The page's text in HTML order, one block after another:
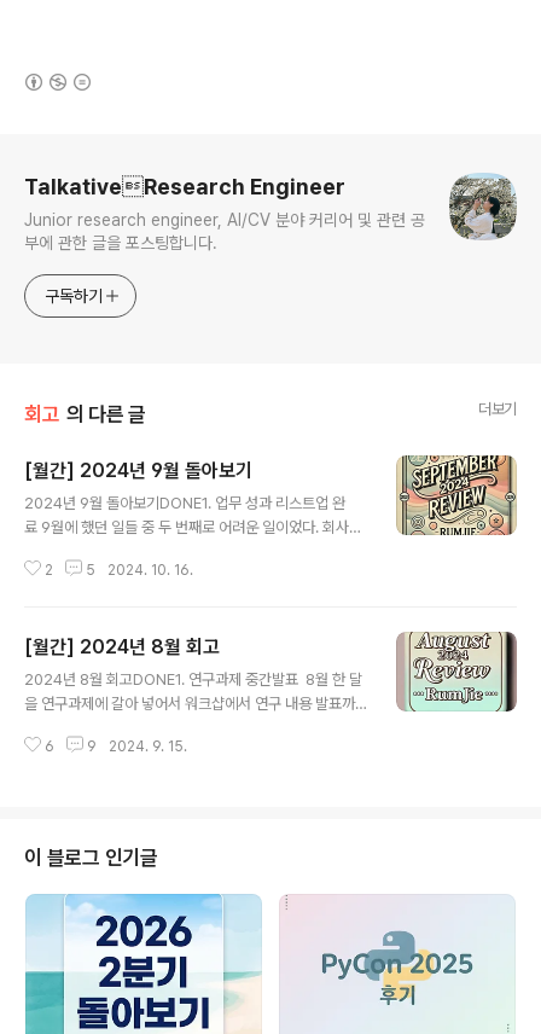
TalkativeResearch Engineer
Junior research engineer, AI/CV 분야 커리어 및 관련 공
부에 관한 글을 포스팅합니다.
구독하기
회고 의 다른 글 더보기
[월간] 2024년 9월 돌아보기
2024년 9월 돌아보기DONE1. 업무 성과 리스트업 완
료 9월에 했던 일들 중 두 번째로 어려운 일이었다. 회사를
결과물을 정리하는 게 꽤 어려웠다. 가장 어려운 것은 내가
를 따로 만들기도 했다. 한 번 정리를 하고 나니 느낀 것은,
평소에 준비해 두는 것이 회사 내에서 분기 리뷰 및 성과 평
가를 할 때도 도움이 될 것 같다는 점. 결국 연말 성과 평가
중심으로 검토하게 될 텐데, 모르는 사람이 보더라도 이해
2 5 2024. 10. 16.
[월간] 2024년 8월 회고
2024년 8월 회고DONE1. 연구과제 중간발표 8월 한 달
을 연구과제에 갈아 넣어서 워크샵에서 연구 내용 발표까
할 수 있는 경우의 수가 너무 많아서 시행착오가 많았다. 시
백을 요청하라"라는 조언을 듣고 미리 팀 리더에게 실험에
대해서 한 번 리뷰를 해주실 수 있는지 여쭤봤는데, 흔쾌히
오케이 해주셔서 물어보길 너무 잘했다는 기억도 남아있게
된 프로젝트였다. 중간발표를 하고 유관기관과 여러 얘기
를 하면서 앞으로 할 일이 더 늘긴 했다..^^ 연초에 연구과
제 같이 할 팀원들한테 가을에..
6 9 2024. 9. 15.
이 블로그 인기글